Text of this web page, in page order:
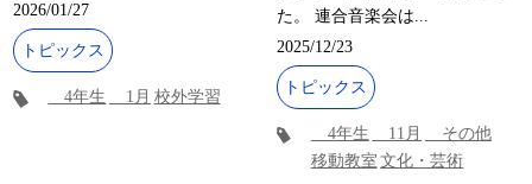
2026/01/27
トピックス
4年生 1月 校外学習
た。 連合音楽会は...
2025/12/23
トピックス
4年生 11月
その他
移動教室 文化・芸術